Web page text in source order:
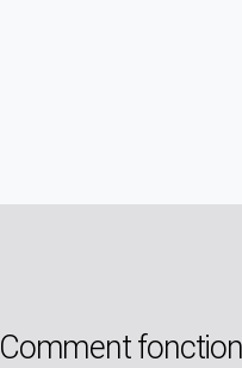
Comment